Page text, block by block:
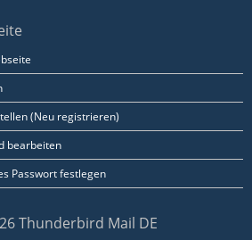
(Neu registrieren)
bearbeiten
Passwort festlegen
Thunderbird Mail DE